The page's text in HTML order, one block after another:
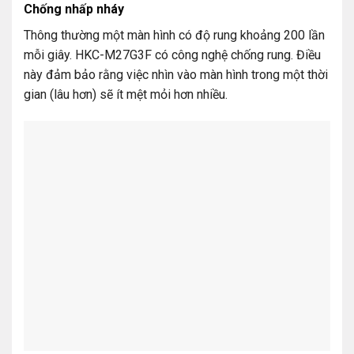
Chống nhấp nháy
Thông thường một màn hình có độ rung khoảng 200 lần
mỗi giây. HKC-M27G3F có công nghệ chống rung. Điều
này đảm bảo rằng việc nhìn vào màn hình trong một thời
gian (lâu hơn) sẽ ít mệt mỏi hơn nhiều.